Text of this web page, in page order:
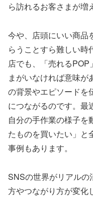
ら訪れるお客さまが増
今や、店頭にいい商品
らうことすら難しい時
店でも、「売れる
まがいなければ意味
の背景やエピソードを
につながるのです。最
自分の手作業の様子を
たものを買いたい」と
事例もあります。
SNSの世界がリアルの
方やつながり方が変化